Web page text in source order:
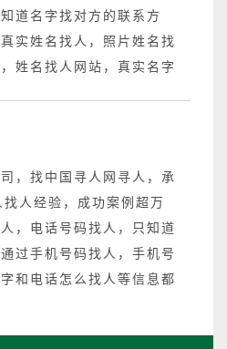
道名字找对方的联系方
实姓名找人，照片姓名找
姓名找人网站，真实名字
，找中国寻人网寻人，承
人经验，成功案例超万
，电话号码找人，只知道
过手机号码找人，手机号
和电话怎么找人等信息都
。